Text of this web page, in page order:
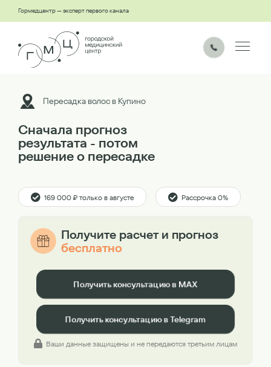
Гормедцентр — эксперт первого канала
Пересадка волос в Купино
Сначала прогноз
результата - потом
решение о пересадке
169 000 ₽ только в августе Рассрочка 0%
Получите расчет и прогноз
бесплатно
Получить консультацию в MAX
Получить консультацию в Telegram
Ваши данные защищены и не передаются третьим лицам